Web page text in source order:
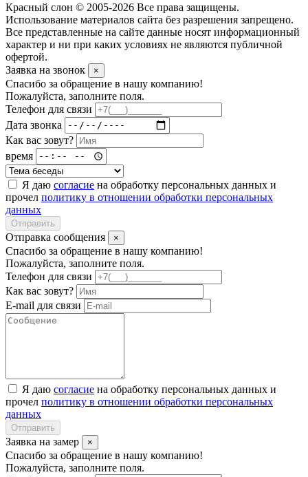
Красный слон © 2005-2026 Все права защищены.
Использование материалов сайта без разрешения запрещено.
Все представленные на сайте данные носят информационный
характер и ни при каких условиях не являются публичной
офертой.
Заявка на звонок
×
Спасибо за обращение в нашу компанию!
Пожалуйста, заполните поля.
Телефон для связи
Дата звонка
Как вас зовут?
время
Я даю согласие на обработку персональных данных и
прочел политику в отношении обработки персональных
данных
Отправить
Отправка сообщения ×
Спасибо за обращение в нашу компанию!
Пожалуйста, заполните поля.
Телефон для связи
Как вас зовут?
E-mail для связи
Я даю согласие на обработку персональных данных и
прочел политику в отношении обработки персональных
данных
Отправить
Заявка на замер ×
Спасибо за обращение в нашу компанию!
Пожалуйста, заполните поля.